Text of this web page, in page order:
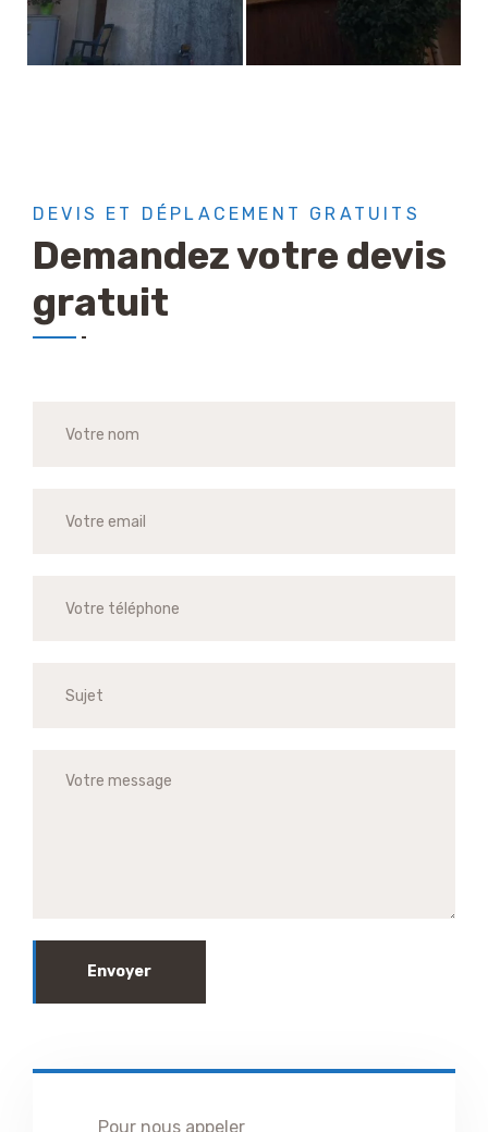
DEVIS ET DÉPLACEMENT GRATUITS
Demandez votre devis
gratuit
Envoyer
Pour nous appeler